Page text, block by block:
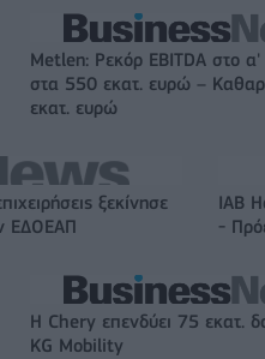
Metlen: Ρεκόρ EBITDA στο
στα 550 εκατ. ευρώ –
εκατ. ευρώ
ξεκίνησε
ΕΔΟΕΑΠ
IAB
-
Η Chery επενδύει 75 εκατ.
KG Mobility